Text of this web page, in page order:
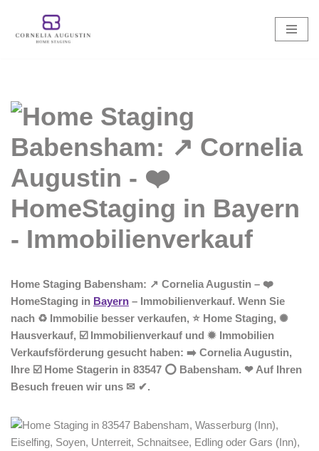
Zum
Home Staging Babensham: ↗️ Cornelia Augustin – ❤️
HomeStaging in Bayern – Immobilienverkauf. Wenn Sie
nach ♻ Immobilie besser verkaufen, ⭐ Home Staging, ✺
Hausverkauf, ☑️ Immobilienverkauf und ✹ Immobilien
Verkaufsförderung gesucht haben: ➡️ Cornelia Augustin,
Ihre ☑️ Home Stagerin in 83547 ⭕ Babensham. ❤ Auf Ihren
Besuch freuen wir uns ✉ ✔.